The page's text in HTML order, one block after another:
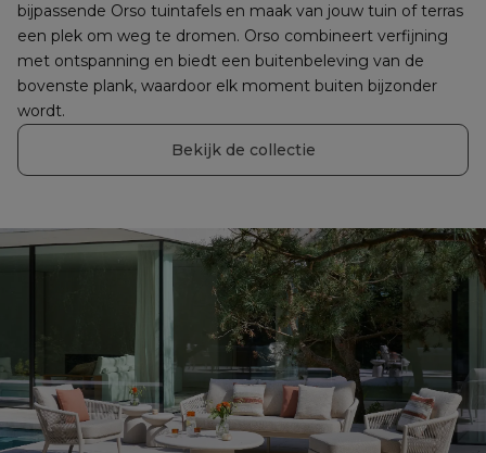
bijpassende Orso tuintafels en maak van jouw tuin of terras
een plek om weg te dromen. Orso combineert verfijning
met ontspanning en biedt een buitenbeleving van de
bovenste plank, waardoor elk moment buiten bijzonder
wordt.
Bekijk de collectie